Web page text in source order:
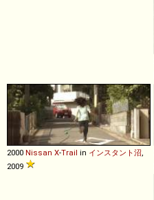
2000 Nissan X-Trail in インスタント沼,
2009